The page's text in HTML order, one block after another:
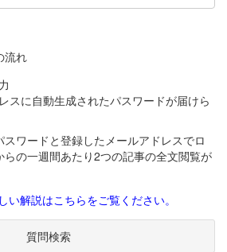
流れ
スに自動生成されたパスワードが届けら
ワードと登録したメールアドレスでロ
の一週間あたり2つの記事の全文閲覧が
い解説はこちらをご覧ください。
質問検索